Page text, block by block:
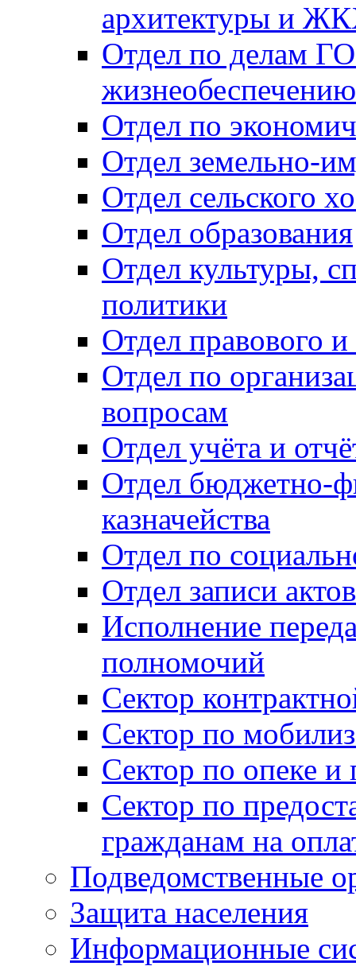
архитектуры и
Отдел по делам
Отдел по
Отдел земельно-
Отдел сельского
Отдел образования
Отдел культуры,
политики
Отдел правового
Отдел по
вопросам
Отдел учёта и
Отдел бюджетно-
казначейства
Отдел по
Отдел записи
Исполнение
полномочий
Сектор
Сектор по
Сектор по опеке и
Сектор по
гражданам на
Подведомственные
Защита населения
Информационные